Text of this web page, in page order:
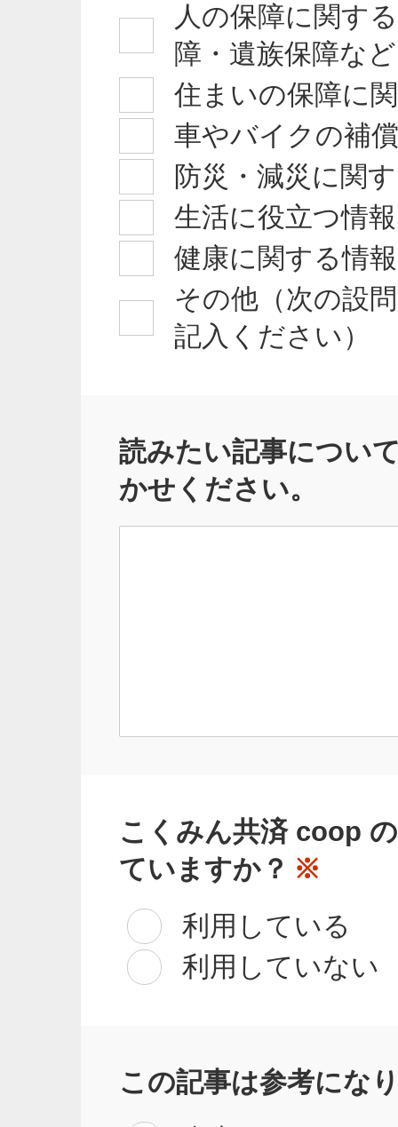
人の保障に関す
障・遺族保障な
住まいの保障に
車やバイクの補
防災・減災に関
生活に役立つ情
健康に関する情
その他（次の設
記入ください）
読みたい記事につい
かせください。
こくみん共済 coop
ていますか？ ※
利用している
利用していない
この記事は参考にな